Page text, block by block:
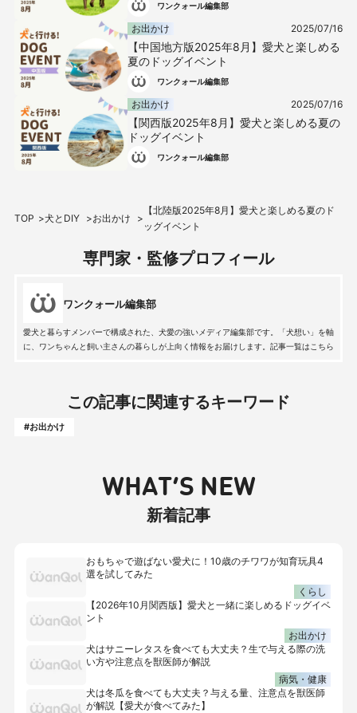
ワンクォール編集部
お出かけ 2025/07/16
【中国地方版2025年8月】愛犬と楽しめる
夏のドッグイベント
ワンクォール編集部
お出かけ 2025/07/16
【関西版2025年8月】愛犬と楽しめる夏の
ドッグイベント
ワンクォール編集部
TOP 犬とDIY お出かけ
【北陸版2025年8月】愛犬と楽しめる夏のド
ッグイベント
専門家・監修プロフィール
ワンクォール編集部
愛犬と暮らすメンバーで構成された、犬愛の強いメディア編集部です。「犬想い」を軸
に、ワンちゃんと飼い主さんの暮らしが上向く情報をお届けします。記事一覧はこちら
この記事に関連するキーワード
#お出かけ
WHAT’S NEW
新着記事
おもちゃで遊ばない愛犬に！10歳のチワワが知育玩具4
選を試してみた
くらし
【2026年10月関西版】愛犬と一緒に楽しめるドッグイベ
ント
お出かけ
犬はサニーレタスを食べても大丈夫？生で与える際の洗
い方や注意点を獣医師が解説
病気・健康
犬は冬瓜を食べても大丈夫？与える量、注意点を獣医師
が解説【愛犬が食べてみた】